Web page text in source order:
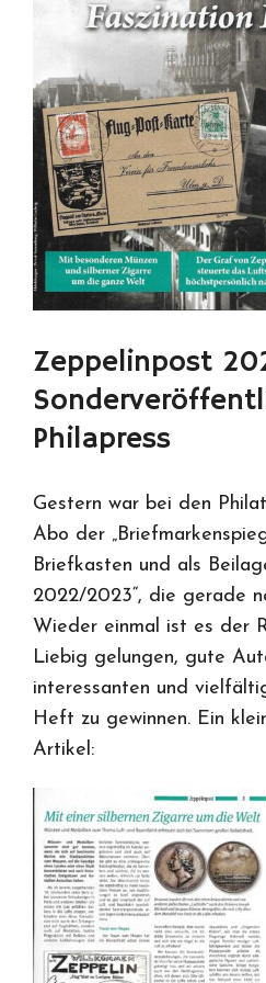
Zeppelinpost
Philapress
Gestern war bei den
Abo der
Briefkasten und als
2022/2023“, die gerade
Wieder einmal ist es der
Liebig gelungen, gute
interessanten und
Heft zu gewinnen. Ein
Artikel: